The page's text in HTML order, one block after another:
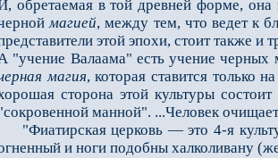
обретаемая в той древней форме,
магией, между тем, что ведет к
этой эпохи, стоит также и
"учение Валаама" есть учение черных
магия, которая ставится только
сторона этой культуры
манной". ...Человек
"Фиатирская церковь — это 4-я
и ноги подобны халколивану